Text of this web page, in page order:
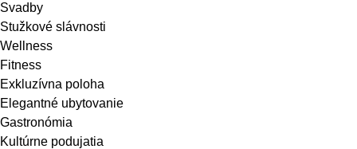
Svadby
Stužkové slávnosti
Wellness
Fitness
Exkluzívna poloha
Elegantné ubytovanie
Gastronómia
Kultúrne podujatia